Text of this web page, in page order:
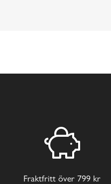
Fraktfritt över 799 kr